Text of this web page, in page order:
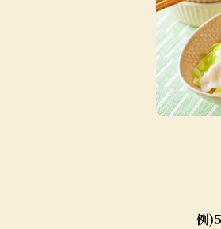
例